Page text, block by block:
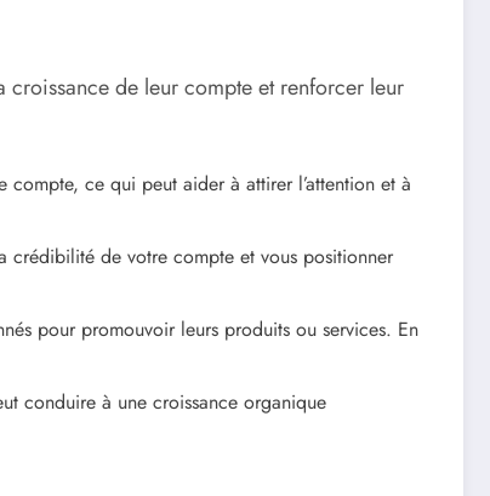
croissance de leur compte et renforcer leur
compte, ce qui peut aider à attirer l’attention et à
crédibilité de votre compte et vous positionner
pour promouvoir leurs produits ou services. En
conduire à une croissance organique